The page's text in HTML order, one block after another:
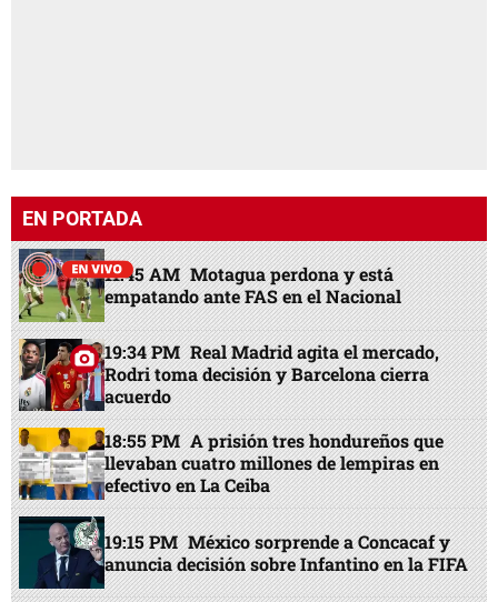
EN PORTADA
11:45 AM Motagua perdona y está
empatando ante FAS en el Nacional
19:34 PM Real Madrid agita el mercado,
Rodri toma decisión y Barcelona cierra
acuerdo
18:55 PM A prisión tres hondureños que
llevaban cuatro millones de lempiras en
efectivo en La Ceiba
19:15 PM México sorprende a Concacaf y
anuncia decisión sobre Infantino en la FIFA